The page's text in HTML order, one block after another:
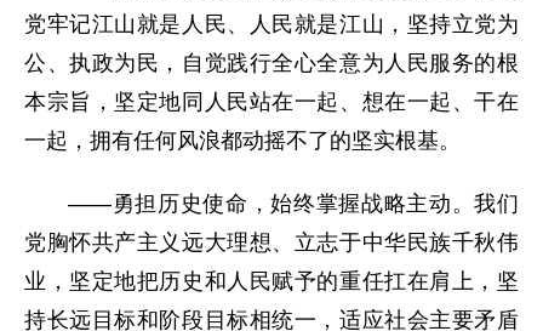
党牢记江山就是人民、人民就是江山，坚持立党为
公、执政为民，自觉践行全心全意为人民服务的根
本宗旨，坚定地同人民站在一起、想在一起、干在
一起，拥有任何风浪都动摇不了的坚实根基。
——勇担历史使命，始终掌握战略主动。我们
党胸怀共产主义远大理想、立志于中华民族千秋伟
业，坚定地把历史和人民赋予的重任扛在肩上，坚
持长远目标和阶段目标相统一，适应社会主要矛盾